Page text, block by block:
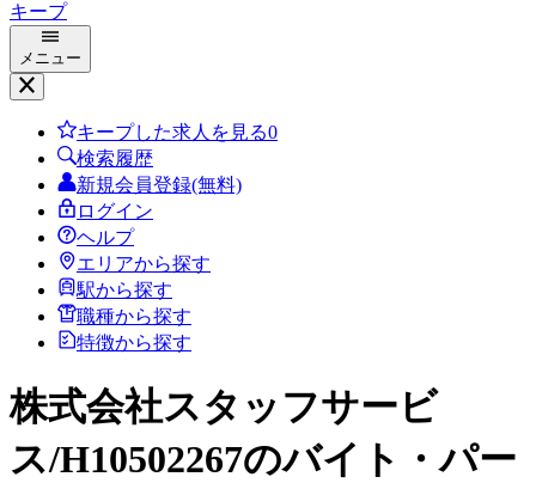
キープ
メニュー
キープした求人を見る0
検索履歴
新規会員登録(無料)
ログイン
ヘルプ
エリアから探す
駅から探す
職種から探す
特徴から探す
株式会社スタッフサービ
ス/H10502267のバイト・パー